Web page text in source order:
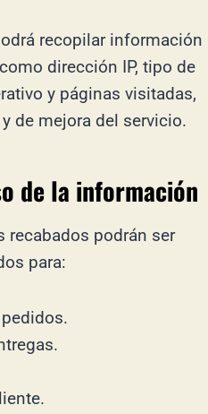
recopilar información
dirección IP, tipo de
y páginas visitadas,
de mejora del servicio.
de la información
recabados podrán ser
para: